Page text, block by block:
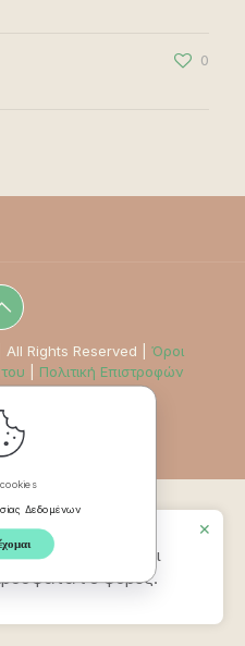
0
Rights Reserved | Όροι
Πολιτική Επιστροφών
Δεδομένων
έχει
t 5 φορές.
✕